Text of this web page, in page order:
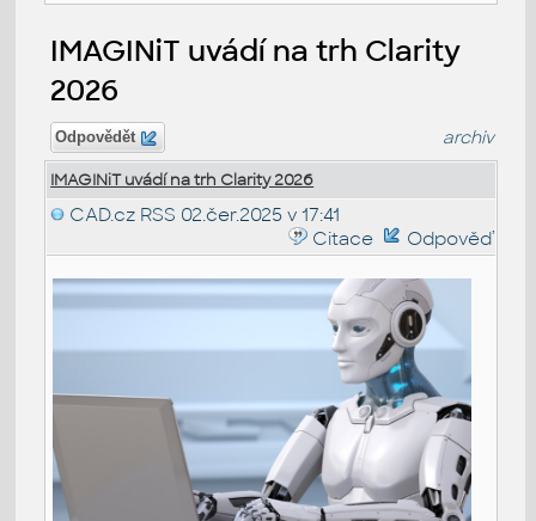
IMAGINiT uvádí na trh Clarity
2026
Odpovědět archiv
IMAGINiT uvádí na trh Clarity 2026
CAD.cz RSS 02.čer.2025 v 17:41
Citace
Odpověď